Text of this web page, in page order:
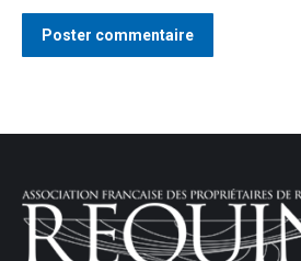
Poster commentaire